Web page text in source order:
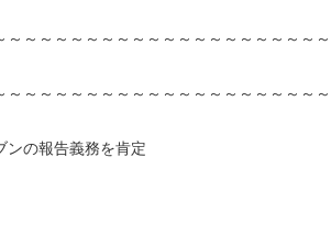
～～～～～～～～～～～～～～～～～～～～
～～～～～～～～～～～～～～～～～～～～
ンの報告義務を肯定